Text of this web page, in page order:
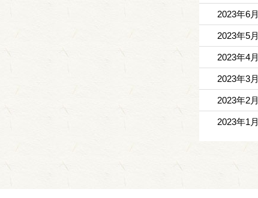
2023年6月
2023年5月
2023年4月
2023年3月
2023年2月
2023年1月